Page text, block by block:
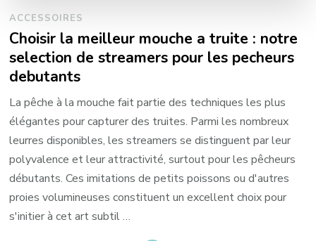
ACCESSOIRES
Choisir la meilleur mouche a truite : notre
selection de streamers pour les pecheurs
debutants
La pêche à la mouche fait partie des techniques les plus
élégantes pour capturer des truites. Parmi les nombreux
leurres disponibles, les streamers se distinguent par leur
polyvalence et leur attractivité, surtout pour les pêcheurs
débutants. Ces imitations de petits poissons ou d'autres
proies volumineuses constituent un excellent choix pour
s'initier à cet art subtil …